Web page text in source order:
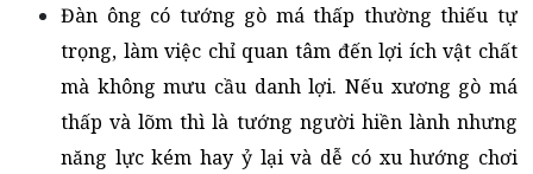
Đàn ông có tướng gò má thấp thường thiếu tự
trọng, làm việc chỉ quan tâm đến lợi ích vật chất
mà không mưu cầu danh lợi. Nếu xương gò má
thấp và lõm thì là tướng người hiền lành nhưng
năng lực kém hay ỷ lại và dễ có xu hướng chơi